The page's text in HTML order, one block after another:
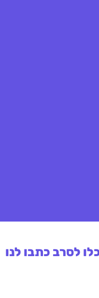
לסרב כתבו לנו